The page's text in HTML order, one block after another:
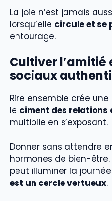
La joie n’est jamais
lorsqu’elle circule et se
entourage.
Cultiver l’amitié
sociaux
Rire ensemble crée
le ciment des relations
multiplie en s’exposant.
Donner sans attendre
hormones de bien-
peut illuminer la journée
est un cercle vertueux.